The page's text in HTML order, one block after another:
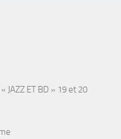
JAZZ ET BD » 19 et 20